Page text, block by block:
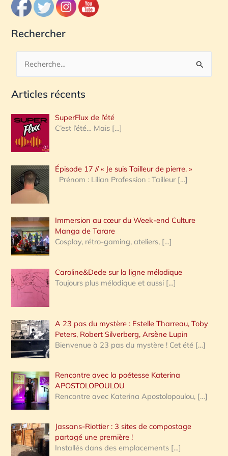
Rechercher
c
e
r
c
h
e
:
Articles récents
SuperFlux de l’été
C’est l’été… Mais […]
Épisode 17 // « Je suis Tailleur de pierre. »
Prénom : Lilian Profession : Tailleur […]
Immersion au cœur du Week-end Culture
Manga de Tarare
Cosplay, rétro-gaming, ateliers, […]
Caroline&Dede sur la ligne mélodique
Toujours plus mélodique et aussi […]
A 23 pas du mystère : Estelle Tharreau, Toby
Peters, Robert Silverberg, Arsène Lupin
Bienvenue à 23 pas du mystère ! Cet été […]
Rencontre avec la poétesse Katerina
APOSTOLOPOULOU
Rencontre avec Katerina Apostolopoulou, […]
Jassans-Riottier : 3 sites de compostage
partagé une première !
Installés dans des emplacements […]